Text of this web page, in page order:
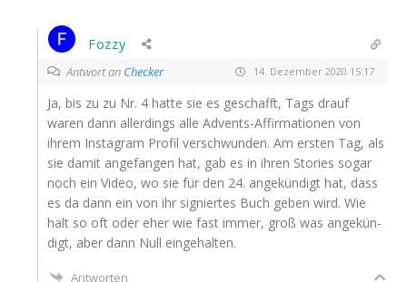
Fozzy
Antwort an Checker 14. Dezember 2020 15:17
Ja, bis zu zu Nr. 4 hat­te sie es geschafft, Tags drauf
waren dann aller­dings alle Advents-Affir­ma­tio­nen von
ihrem Insta­gram Pro­fil ver­schwun­den. Am ers­ten Tag, als
sie damit ange­fan­gen hat, gab es in ihren Sto­ries sogar
noch ein Video, wo sie für den 24. ange­kün­digt hat, dass
es da dann ein von ihr signier­tes Buch geben wird. Wie
halt so oft oder eher wie fast immer, groß was ange­kün­
digt, aber dann Null eingehalten.
Antworten